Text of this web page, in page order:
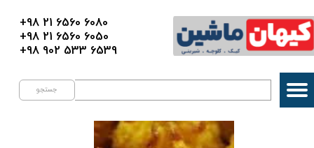
جستجو
+98 21 6560 6080
+98 21 6560 6050
+98 902 533 6539